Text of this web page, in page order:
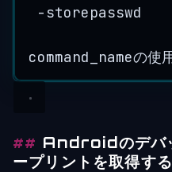
- storepasswd
command_nameの使
Androidのデバ
ープリントを取得する